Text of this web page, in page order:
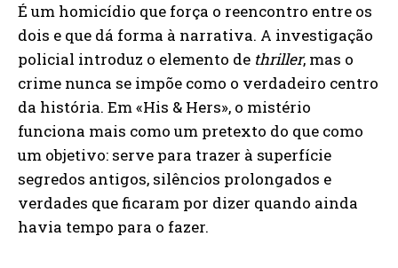
É um homicídio que força o reencontro entre os
dois e que dá forma à narrativa. A investigação
policial introduz o elemento de thriller, mas o
crime nunca se impõe como o verdadeiro centro
da história. Em «His & Hers», o mistério
funciona mais como um pretexto do que como
um objetivo: serve para trazer à superfície
segredos antigos, silêncios prolongados e
verdades que ficaram por dizer quando ainda
havia tempo para o fazer.